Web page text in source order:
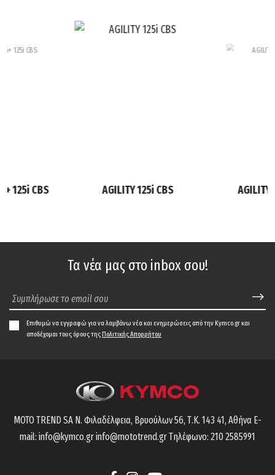
125i CBS AGILITY 125i CBS AGILITY
Τα νέα μας στο inbox σου!
Επιθυμώ να εγγραφώ για να λαμβάνω νέα και ενημερώσεις από την Kymco.gr και
αποδέχομαι τους όρους τηςΠολιτικής Απορρήτου
MOTO TREND SA Ν. Φιλαδέλφεια, Βρυούλων 56, Τ.Κ. 143 41, Αθήνα E-
mail: info@kymco.grinfo@mototrend.grΤηλέφωνο: 210 2585991